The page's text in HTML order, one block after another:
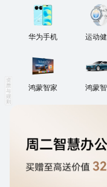
华为手机 运动
鸿蒙智家 鸿蒙